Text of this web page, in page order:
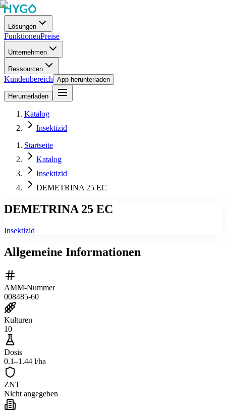
Lösungen
FunktionenPreise
Unternehmen
Ressourcen
Kundenbereich App herunterladen
Herunterladen
Katalog
Insektizid
Startseite
Katalog
Insektizid
DEMETRINA 25 EC
DEMETRINA 25 EC
Insektizid
Allgemeine Informationen
AMM-Nummer
008485-60
Kulturen
10
Dosis
0.1–1.44 l/ha
ZNT
Nicht angegeben